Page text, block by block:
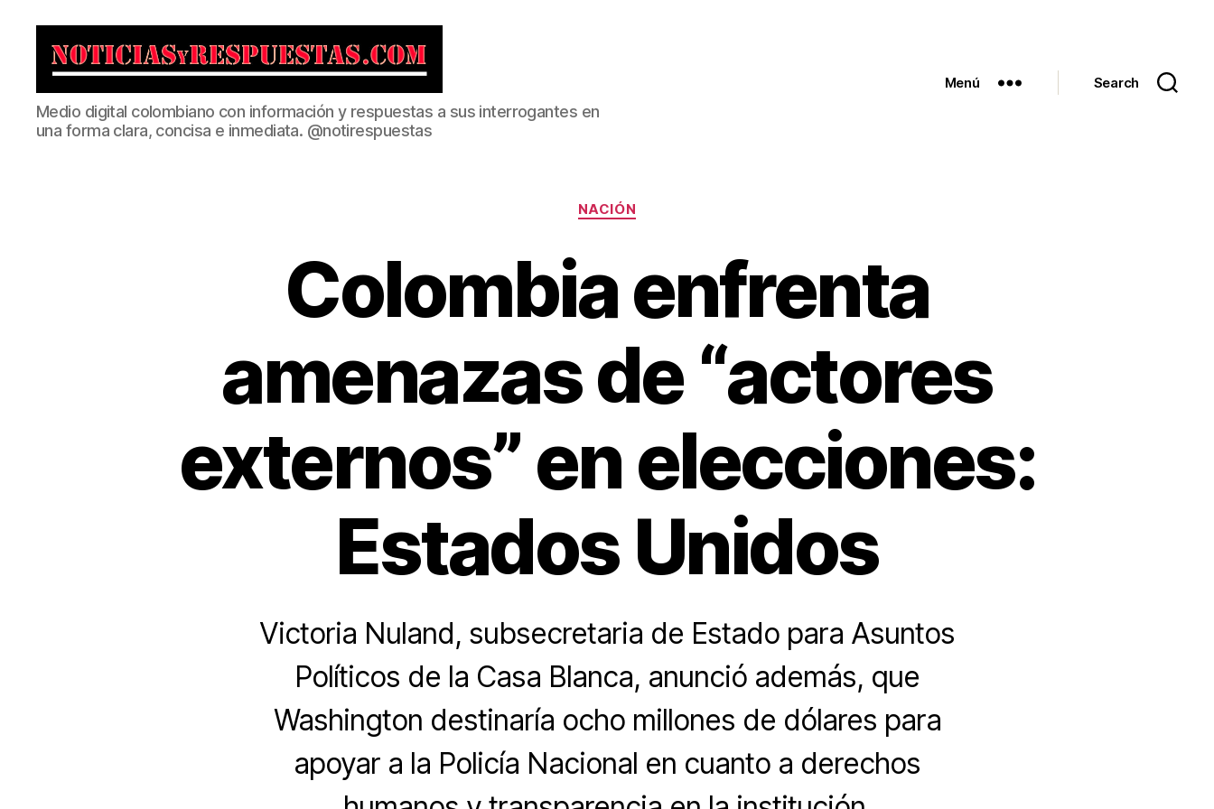
Noticias
y
Respuestas
Medio digital colombiano con información y respuestas a sus interrogantes en
una forma clara, concisa e inmediata. @notirespuestas
Menú Search
Categorías
NACIÓN
Colombia enfrenta
amenazas de “actores
externos” en elecciones:
Estados Unidos
Victoria Nuland, subsecretaria de Estado para Asuntos
Políticos de la Casa Blanca, anunció además, que
Washington destinaría ocho millones de dólares para
apoyar a la Policía Nacional en cuanto a derechos